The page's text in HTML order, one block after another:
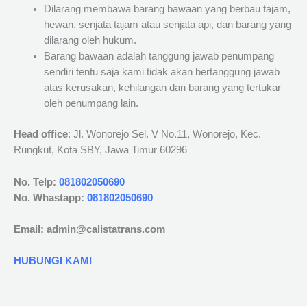
Dilarang membawa barang bawaan yang berbau tajam,
hewan, senjata tajam atau senjata api, dan barang yang
dilarang oleh hukum.
Barang bawaan adalah tanggung jawab penumpang
sendiri tentu saja kami tidak akan bertanggung jawab
atas kerusakan, kehilangan dan barang yang tertukar
oleh penumpang lain.
Head office: Jl. Wonorejo Sel. V No.11, Wonorejo, Kec.
Rungkut, Kota SBY, Jawa Timur 60296
No. Telp: 081802050690
No. Whastapp: 081802050690
Email: admin@calistatrans.com
HUBUNGI KAMI